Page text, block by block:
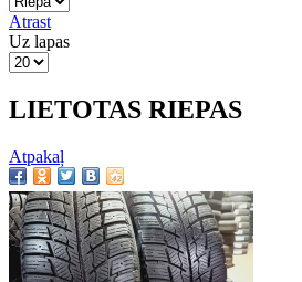
Atrast
Uz lapas
LIETOTAS RIEPAS
Atpakaļ